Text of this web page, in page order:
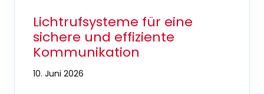
Lichtrufsysteme für eine
sichere und effiziente
Kommunikation
10. Juni 2026